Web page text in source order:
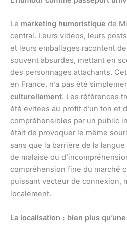
Le marketing humoristique de
central. Leurs vidéos, leurs
et leurs emballages racontent
souvent absurdes, mettant en
des personnages attachants.
en France, n’a pas été
culturellement. Les références
été évitées au profit d’un ton et
compréhensibles par un public
était de provoquer le même
sans que la barrière de la
de malaise ou
compréhension fine du marché
puissant vecteur de connexion,
localement.
La localisation : bien plus